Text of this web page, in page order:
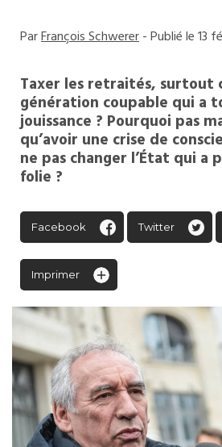
ParFrançois Schwerer- Publié le 13
Taxer les retraités, surtout
génération coupable qui a
jouissance ? Pourquoi pas
qu’avoir une crise de
ne pas changer l’État qui a
folie ?
Facebook Twitter
Imprimer